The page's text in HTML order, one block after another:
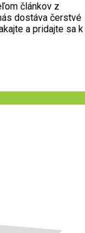
článkov z
dostáva čerstvé
a pridajte sa k